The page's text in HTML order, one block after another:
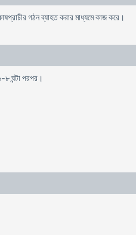
গঠন ব্যাহত করার মাধ্যমে কাজ করে।
৮ ঘন্টা পরপর।